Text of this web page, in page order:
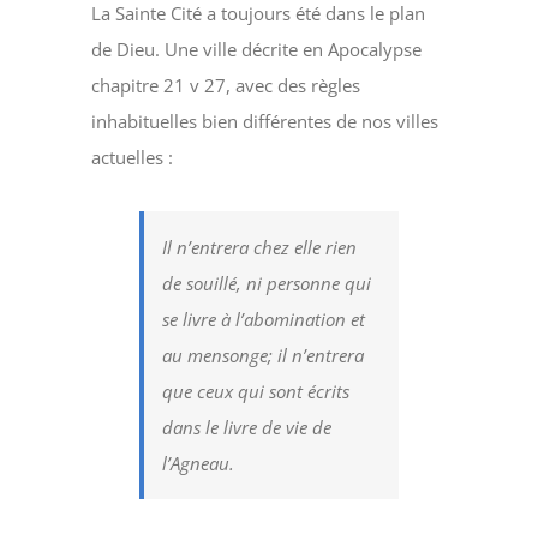
La Sainte Cité a toujours été dans le plan
de Dieu. Une ville décrite en Apocalypse
chapitre 21 v 27, avec des règles
inhabituelles bien différentes de nos villes
actuelles :
Il n’entrera chez elle rien
de souillé, ni personne qui
se livre à l’abomination et
au mensonge; il n’entrera
que ceux qui sont écrits
dans le livre de vie de
l’Agneau.